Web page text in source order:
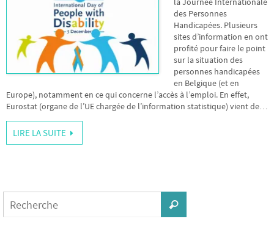
des Personnes
Handicapées. Plusieurs
sites d’information en ont
profité pour faire le point
sur la situation des
personnes handicapées
en Belgique (et en
Europe), notamment en ce qui concerne l’accès à l’emploi. En effet,
Eurostat (organe de l’UE chargée de l’information statistique) vient de…
LIRE LA SUITE